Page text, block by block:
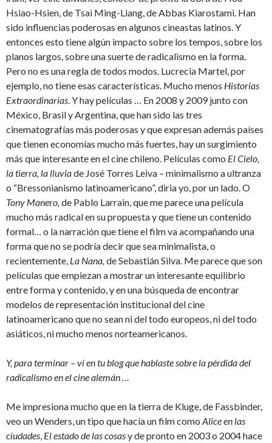
Hsiao-Hsien, de Tsai Ming-Liang, de Abbas Kiarostami. Han
sido influencias poderosas en algunos cineastas latinos. Y
entonces esto tiene algún impacto sobre los tempos, sobre los
planos largos, sobre una suerte de radicalismo en la forma.
Pero no es una regla de todos modos. Lucrecia Martel, por
ejemplo, no tiene esas características. Mucho menos Historias
Extraordinarias. Y hay películas … En 2008 y 2009 junto con
México, Brasil y Argentina, que han sido las tres
cinematografías más poderosas y que expresan además países
que tienen economías mucho más fuertes, hay un surgimiento
más que interesante en el cine chileno. Películas como El Cielo,
la tierra, la lluviade José Torres Leiva – minimalismo a ultranza
o “Bressonianismo latinoamericano”, diria yo, por un lado. O
Tony Manero, de Pablo Larrain, que me parece una película
mucho más radical en su propuesta y que tiene un contenido
formal… o la narración que tiene el film va acompañando una
forma que no se podría decir que sea minimalista, o
recientemente, La Nana, de Sebastián Silva. Me parece que son
películas que empiezan a mostrar un interesante equilibrio
entre forma y contenido, y en una búsqueda de encontrar
modelos de representación institucional del cine
latinoamericano que no sean ni del todo europeos, ni del todo
asiáticos, ni mucho menos norteamericanos.
Y, para terminar – vi en tu blog que hablaste sobre la pérdida del
radicalismo en el cine alemán …
Me impresiona mucho que en la tierra de Kluge, de Fassbinder,
veo un Wenders, un tipo que hacía un film como Alice en las
ciudades, El estado de las cosasy de pronto en 2003 o 2004 hace